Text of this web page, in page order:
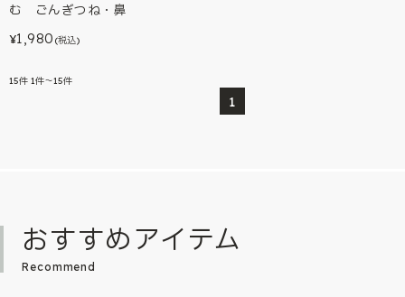
む ごんぎつね・鼻
¥1,980 (税込)
15件 1件～15件
1
おすすめアイテム
Recommend